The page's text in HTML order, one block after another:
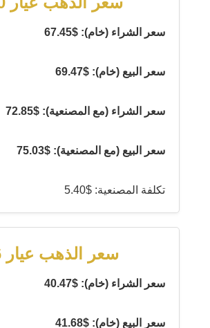
سعر الشراء (خام): $67.45
سعر البيع (خام): $69.47
سعر الشراء (مع المصنعية): $72.85
سعر البيع (مع المصنعية): $75.03
تكلفة المصنعية: $5.40
سعر الذهب عيار 6
سعر الشراء (خام): $40.47
سعر البيع (خام): $41.68